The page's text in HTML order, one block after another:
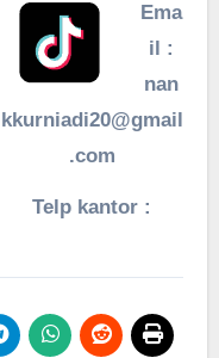
Ema
il :
nan
kkurniadi20@gmail
.com
Telp kantor :